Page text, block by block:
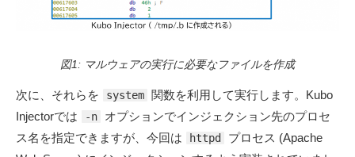
図1: マルウェアの実行に必要なファイルを作成
次に、それらを system
関数を利用して実行します。Kubo
Injectorでは
-n
オプションでインジェクション先のプロセ
ス名を指定できますが、今回は
httpd
プロセス (Apache